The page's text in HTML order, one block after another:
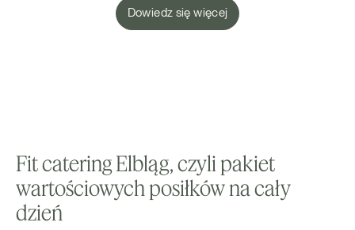
Dowiedz się więcej
Fit catering Elbląg, czyli pakiet
wartościowych posiłków na cały
dzień